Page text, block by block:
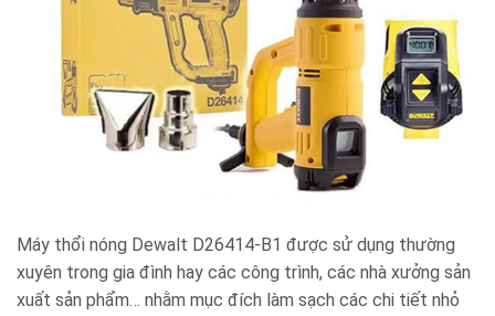
Máy thổi nóng Dewalt D26414-B1 được sử dụng thường
xuyên trong gia đình hay các công trình, các nhà xưởng sản
xuất sản phẩm… nhằm mục đích làm sạch các chi tiết nhỏ